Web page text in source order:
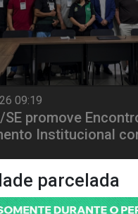
09:19
SE promove
Institucional
parcelada